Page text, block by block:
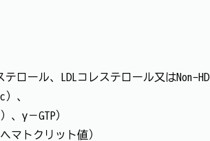
ロール、LDLコレステロール又はNon-
、
、γ－GTP）
マトクリット値）